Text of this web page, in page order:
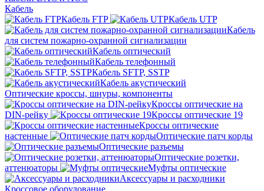
Кабель
Кабель FTP
Кабель UTP
Кабель
для систем пожарно-охранной сигнализации
Кабель оптический
Кабель телефонный
Кабель SFTP, SSTP
Кабель акустический
Оптические кроссы, шнуры, компоненты
Кроссы оптические на
DIN-рейку
Кроссы оптические 19
Кроссы оптические
настенные
Оптические патч корды
Оптические разъемы
Оптические розетки,
аттенюаторы
Муфты оптические
Аксессуары и расходники
Кроссовое оборудование